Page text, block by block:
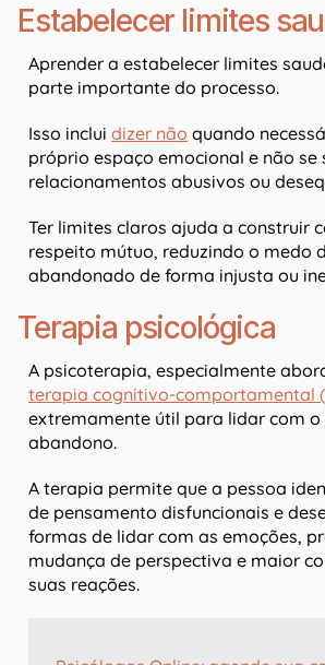
Estabelecer limites
Aprender a estabelecer limites
parte importante do processo.
Isso inclui dizer não quando
próprio espaço emocional e não se
relacionamentos abusivos ou
Ter limites claros ajuda a construir
respeito mútuo, reduzindo o medo
abandonado de forma injusta ou
Terapia psicológica
A psicoterapia, especialmente
terapia cognitivo-comportamental
extremamente útil para lidar com o
abandono.
A terapia permite que a pessoa
de pensamento disfuncionais e
formas de lidar com as emoções,
mudança de perspectiva e maior
suas reações.